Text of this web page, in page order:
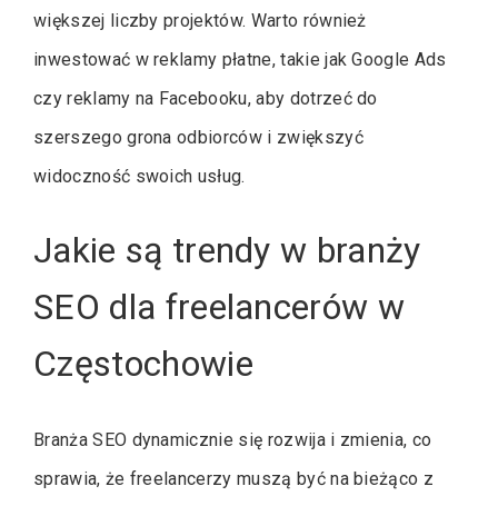
większej liczby projektów. Warto również
inwestować w reklamy płatne, takie jak Google Ads
czy reklamy na Facebooku, aby dotrzeć do
szerszego grona odbiorców i zwiększyć
widoczność swoich usług.
Jakie są trendy w branży
SEO dla freelancerów w
Częstochowie
Branża SEO dynamicznie się rozwija i zmienia, co
sprawia, że freelancerzy muszą być na bieżąco z